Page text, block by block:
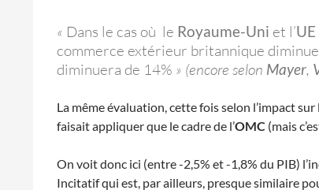
« Dans le cas où le Royaume-Uni et l’UE
commerce extérieur britannique
diminuera de 14% » (encore selon Mayer,
La même évaluation, cette fois selon l’impact
faisait appliquer que le cadre de l’OMC (mais
On voit donc ici (entre -2,5% et -1,8% du PIB)
Incitatif qui est, par ailleurs, presque similaire